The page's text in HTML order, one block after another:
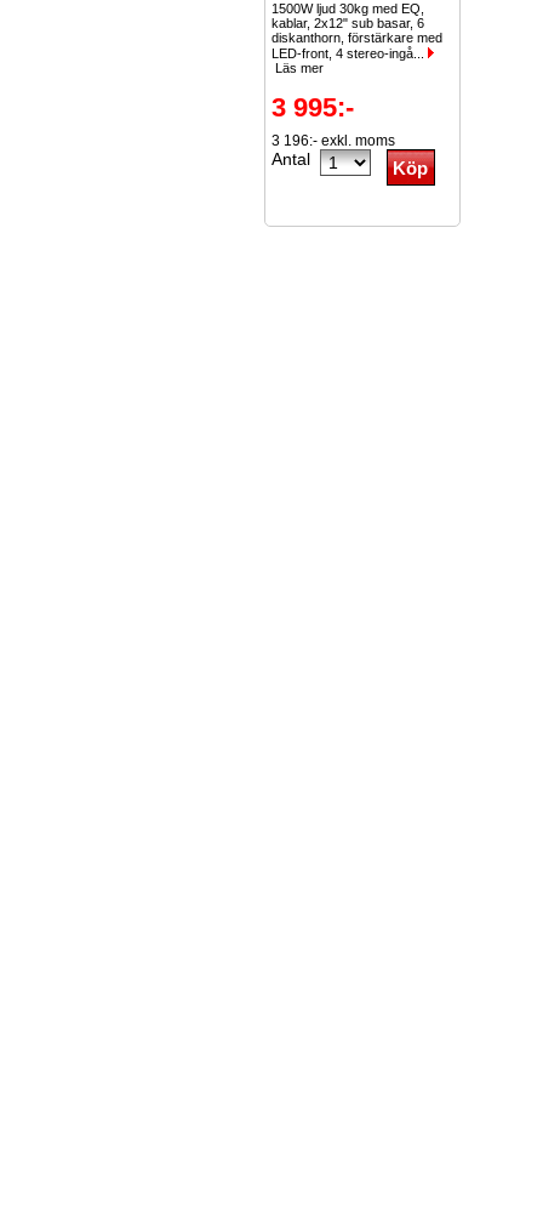
1500W ljud 30kg med EQ,
kablar, 2x12" sub basar, 6
diskanthorn, förstärkare med
LED-front, 4 stereo-ingå...
Läs mer
3 995:-
3 196:- exkl. moms
Antal